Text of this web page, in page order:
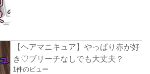
【ヘアマニキュア】やっぱり赤が好
き♡ブリーチなしでも大丈夫？
1件のビュー